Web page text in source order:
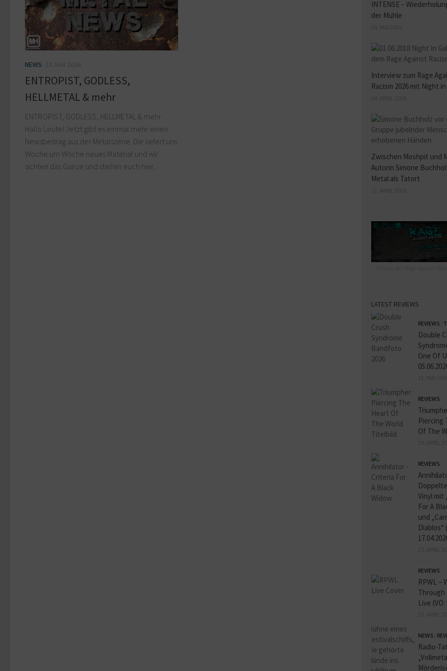
NEWS
ENTROPIST, GODLESS,
HELLMETAL & mehr
ENTROPIST, GODLESS, HELLMETAL & mehr
Hallo Leute! Jetzt gibt es einmal mehr einen
Newsbeitrag aus der Metalszene. Die liefert uns
Woche um Woche neues Material und wir
sichten das Ganze und stellen euch hier...
INTENSE –
der Mühle
Interview zum Rage
Racism 2026 mit Night
Zwischen Moshpit und
Autorin Simone
Metal als Tatort
LATEST REVIEWS
REVIEWS
Double
One Of
REVIEWS
Piercing
Of The
REVIEWS
Vinyl mit
For A
und
Diablos“
REVIEWS
RPWL –
Through
Live
NEWS
Radio-